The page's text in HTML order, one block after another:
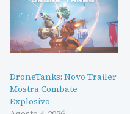
DroneTanks: Novo Trailer
Mostra Combate
Explosivo